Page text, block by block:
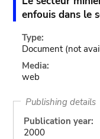
enfouis dans le
Type:
Document (not
Media:
web
Publishing details
Publication year:
2000